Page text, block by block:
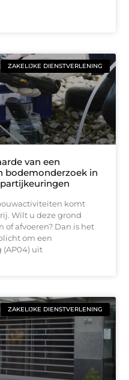
ZAKELIJKE DIENSTVERLENING
van een
bodemonderzoek in
komt
Wilt u deze grond
of afvoeren? Dan is het
om een
uit
ZAKELIJKE DIENSTVERLENING